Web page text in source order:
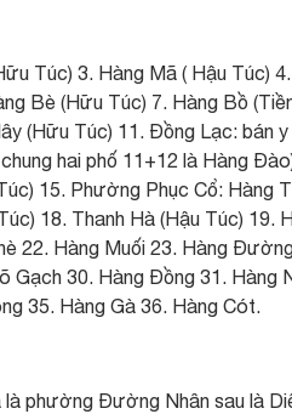
Túc) 3. Hàng Mã ( Hậu Túc) 4.
Bè (Hữu Túc) 7. Hàng Bồ
(Hữu Túc) 11. Đồng Lạc: bán y
hai phố 11+12 là Hàng
15. Phường Phục Cổ: Hàng
18. Thanh Hà (Hậu Túc) 19.
22. Hàng Muối 23. Hàng
Gạch 30. Hàng Đồng 31. Hàng
35. Hàng Gà 36. Hàng Cót.
phường Đường Nhân sau là